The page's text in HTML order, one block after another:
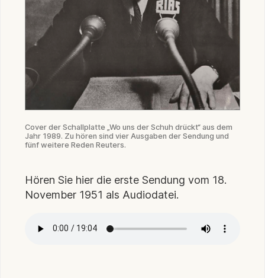
Cover der Schallplatte „Wo uns der Schuh drückt“ aus dem
Jahr 1989. Zu hören sind vier Ausgaben der Sendung und
fünf weitere Reden Reuters.
Hören Sie hier die erste Sendung vom 18.
November 1951 als Audiodatei.